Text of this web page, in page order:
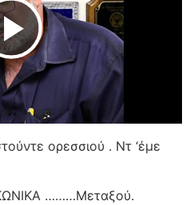
Play Video
ορεσσιού . Ντ ‘έμε
………Μεταξού.